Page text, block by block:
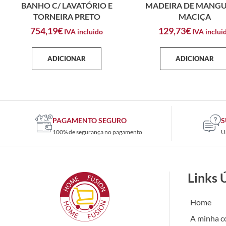
BANHO C/ LAVATÓRIO E
TORNEIRA PRETO
754,19€ IVA incluido
ADICIONAR
MADEIRA DE
MACIÇA
129,73€ IVA
ADICIONAR
PAGAMENTO SEGURO
100% de segurança no pagamento
Links
Home
A minha